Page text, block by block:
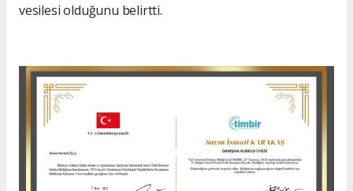
vesilesi olduğunu belirtti.